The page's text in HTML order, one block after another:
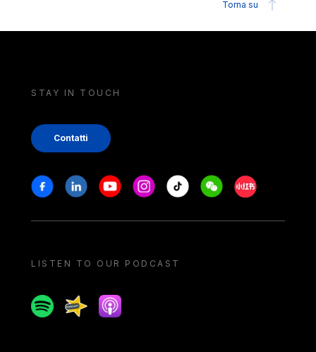
Torna su
STAY IN TOUCH
Contatti
Stay in touch
FacebookLinkedinYoutubeInstagram
Tiktok WeechatXiaohongshu/
LISTEN TO OUR PODCAST
SpotifySpreakerApple podcast